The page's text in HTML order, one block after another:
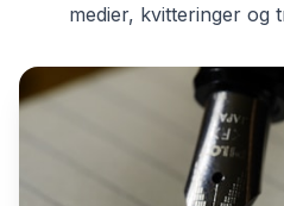
medier, kvitteringer og